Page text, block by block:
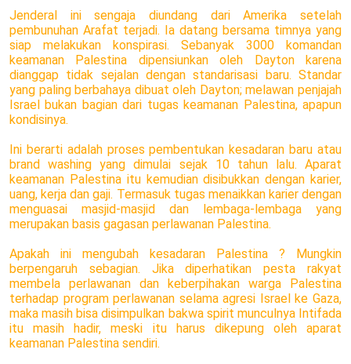
Jenderal ini sengaja diundang dari Amerika setelah
pembunuhan Arafat terjadi. Ia datang bersama timnya yang
siap melakukan konspirasi. Sebanyak 3000 komandan
keamanan Palestina dipensiunkan oleh Dayton karena
dianggap tidak sejalan dengan standarisasi baru. Standar
yang paling berbahaya dibuat oleh Dayton; melawan penjajah
Israel bukan bagian dari tugas keamanan Palestina, apapun
kondisinya.
Ini berarti adalah proses pembentukan kesadaran baru atau
brand washing yang dimulai sejak 10 tahun lalu. Aparat
keamanan Palestina itu kemudian disibukkan dengan karier,
uang, kerja dan gaji. Termasuk tugas menaikkan karier dengan
menguasai masjid-masjid dan lembaga-lembaga yang
merupakan basis gagasan perlawanan Palestina.
Apakah ini mengubah kesadaran Palestina ? Mungkin
berpengaruh sebagian. Jika diperhatikan pesta rakyat
membela perlawanan dan keberpihakan warga Palestina
terhadap program perlawanan selama agresi Israel ke Gaza,
maka masih bisa disimpulkan bakwa spirit munculnya Intifada
itu masih hadir, meski itu harus dikepung oleh aparat
keamanan Palestina sendiri.